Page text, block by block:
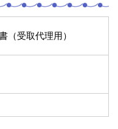
（受取代理用）